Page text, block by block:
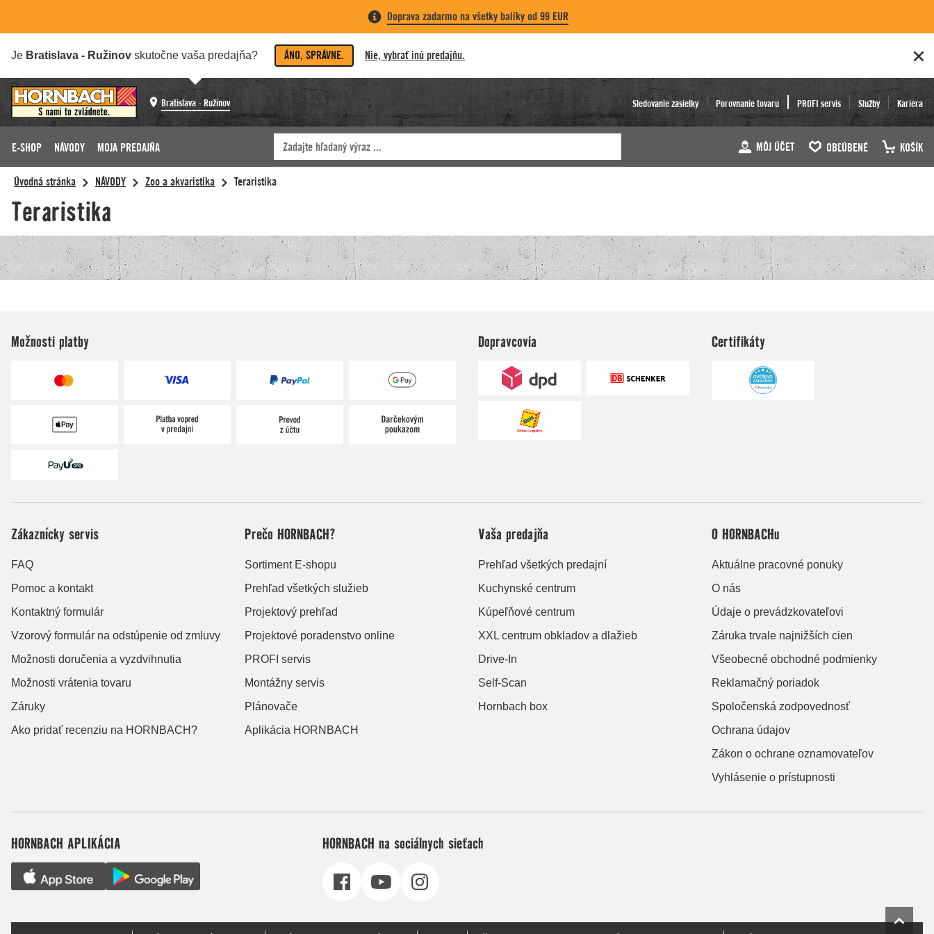
Doprava zadarmo na všetky balíky od 99 EUR
Je Bratislava - Ružinov skutočne vaša predajňa? ÁNO, SPRÁVNE. Nie, vybrať inú predajňu.
Bratislava - Ružinov Sledovanie zásielky Porovnanie tovaru PROFI servis Služby Kariéra
E-SHOP NÁVODY MOJA PREDAJŇA MÔJ ÚČET OBĽÚBENÉ KOŠÍK
Možnosti platby Dopravcovia Certifikáty
Zákaznícky servis
FAQ
Pomoc a kontakt
Kontaktný formulár
Vzorový formulár na odstúpenie od zmluvy
Možnosti doručenia a vyzdvihnutia
Možnosti vrátenia tovaru
Záruky
Ako pridať recenziu na HORNBACH?
Prečo HORNBACH?
Sortiment E-shopu
Prehľad všetkých služieb
Projektový prehľad
Projektové poradenstvo online
PROFI servis
Montážny servis
Plánovače
Aplikácia HORNBACH
Vaša predajňa
Prehľad všetkých predajní
Kuchynské centrum
Kúpeľňové centrum
XXL centrum obkladov a dlažieb
Drive-In
Self-Scan
Hornbach box
O HORNBACHu
Aktuálne pracovné ponuky
O nás
Údaje o prevádzkovateľovi
Záruka trvale najnižších cien
Všeobecné obchodné podmienky
Reklamačný poriadok
Spoločenská zodpovednosť
Ochrana údajov
Zákon o ochrane oznamovateľov
Vyhlásenie o prístupnosti
HORNBACH APLIKÁCIA HORNBACH na sociálnych sieťach